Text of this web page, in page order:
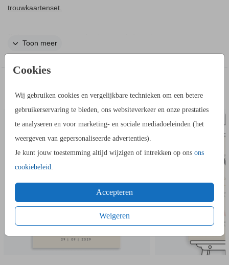
Cookies
Wij gebruiken cookies en vergelijkbare technieken om een betere
gebruikerservaring te bieden, ons websiteverkeer en onze prestaties
te analyseren en voor marketing- en sociale mediadoeleinden (het
weergeven van gepersonaliseerde advertenties).
Je kunt jouw toestemming altijd wijzigen of intrekken op ons ons
cookiebeleid.
Accepteren
Weigeren
trouwkaartenset.
om uit te delen aan gasten. Dit is een ceremonieboekje
van jullie ceremonie toe.
Toon meer
BESTELLENBEDANKKAART